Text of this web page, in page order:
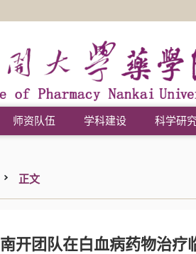
师资队伍 学科建设 科学研
正文
南开团队在白血病药物治疗